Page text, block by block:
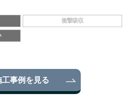
衝撃吸収
工事例を見る